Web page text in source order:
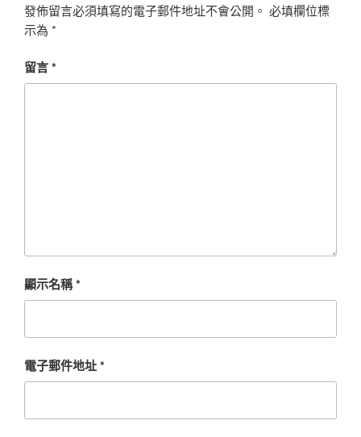
發佈留言必須填寫的電子郵件地址不會公開。 必填欄位標
示為 *
留言*
顯示名稱*
電子郵件地址*